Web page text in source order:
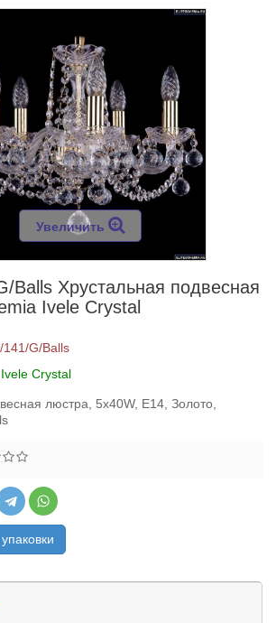
Увеличить
Balls Хрустальная подвесная
Ivele Crystal
141/G/Balls
Crystal
люстра, 5x40W, E14, Золото,